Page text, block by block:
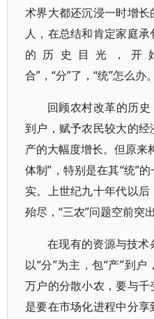
术界大都还沉浸一时增
人，在总结和肯定家庭
的历史目光，开
合”，“分”了，“统”怎么办。
回顾农村改革的历
到户，赋予农民较大的
产的大幅度增长。但原来
体制”，特别是在其“统”
实。上世纪九十年代以
殆尽，“三农”问题空前突出
在现有的资源与技术
以“分”为主，包“产”到
万户的分散小农，要与
是要在市场化进程中分